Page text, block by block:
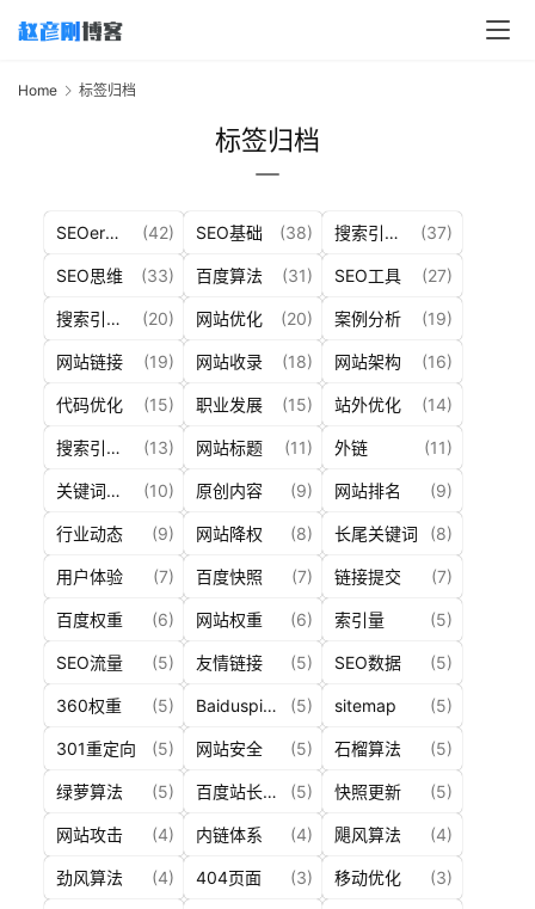
Home 标签归档
标签归档
SEOer杂谈 (42) SEO基础 (38) 搜索引擎算法 (37)
SEO思维 (33) 百度算法 (31) SEO工具 (27)
搜索引擎资讯 (20) 网站优化 (20) 案例分析 (19)
网站链接 (19) 网站收录 (18) 网站架构 (16)
代码优化 (15) 职业发展 (15) 站外优化 (14)
搜索引擎爬虫 (13) 网站标题 (11) 外链 (11)
关键词分析 (10) 原创内容 (9) 网站排名 (9)
行业动态 (9) 网站降权 (8) 长尾关键词 (8)
用户体验 (7) 百度快照 (7) 链接提交 (7)
百度权重 (6) 网站权重 (6) 索引量 (5)
SEO流量 (5) 友情链接 (5) SEO数据 (5)
360权重 (5) Baiduspider (5) sitemap (5)
301重定向 (5) 网站安全 (5) 石榴算法 (5)
绿萝算法 (5) 百度站长工具 (5) 快照更新 (5)
网站攻击 (4) 内链体系 (4) 飓风算法 (4)
劲风算法 (4) 404页面 (3) 移动优化 (3)